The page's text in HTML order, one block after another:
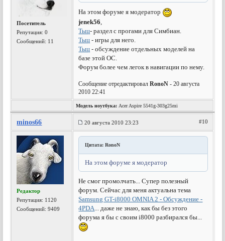
Посетитель
Репутация:0
Сообщений: 11
На этом форуме я модератор
jenek56,
Тыц- раздел с прогами для Симбиан.
Тыц - игры для него.
Тыц - обсуждение отдельных моделей на
базе этой ОС.
Форум более чем легок в навигации по нему.
Сообщение отредактировалRonoN - 20 августа
2010 22:41
Модель ноутбука: Acer Aspire 5541g-303g25mi
minos66 20 августа 2010 23:23 #10
Редактор
Репутация: 1120
Сообщений: 9409
Цитата: RonoN
На этом форуме я модератор
Не смог промолчать... Супер полезный
форум. Сейчас для меня актуальна тема
Samsung GT-i8000 OMNIA 2 - Обсуждение -
4PDA... даже не знаю, как бы без этого
форума я бы с своим i8000 разбирался бы...